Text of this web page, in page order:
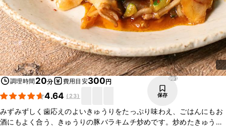
調理時間 20分 費用目安300円
4.64 (23)
991
保存
みずみずしく歯応えのよいきゅうりをたっぷり味わえ、ごはんにもお
酒にもよく合う、きゅうりの豚バラキムチ炒めです。炒めたきゅうり